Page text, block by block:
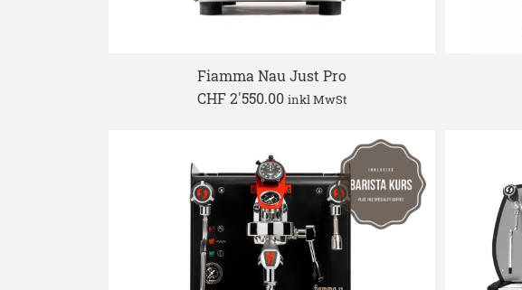
Fiamma Nau Just Pro
CHF2'550.00 inkl MwSt